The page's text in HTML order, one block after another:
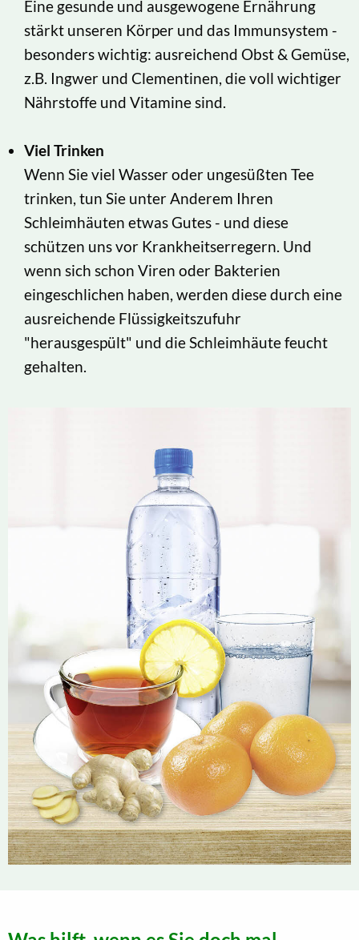
Eine gesunde und ausgewogene Ernährung
stärkt unseren Körper und das Immunsystem -
besonders wichtig: ausreichend Obst & Gemüse,
z.B. Ingwer und Clementinen, die voll wichtiger
Nährstoffe und Vitamine sind.
Viel Trinken
Wenn Sie viel Wasser oder ungesüßten Tee
trinken, tun Sie unter Anderem Ihren
Schleimhäuten etwas Gutes - und diese
schützen uns vor Krankheitserregern. Und
wenn sich schon Viren oder Bakterien
eingeschlichen haben, werden diese durch eine
ausreichende Flüssigkeitszufuhr
"herausgespült" und die Schleimhäute feucht
gehalten.